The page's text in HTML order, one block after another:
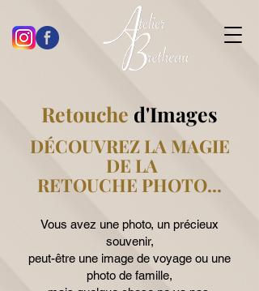
Retouche d'Images
DÉCOUVREZ LA MAGIE
DE LA
RETOUCHE PHOTO...
Vous avez une photo, un précieux
souvenir,
peut-être une image de voyage ou une
photo de famille,